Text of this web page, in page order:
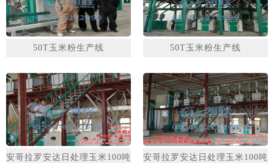
50T玉米粉生产线 50T玉米粉生产线
安哥拉罗安达日处理玉米100吨
安哥拉罗安达日处理玉米100吨